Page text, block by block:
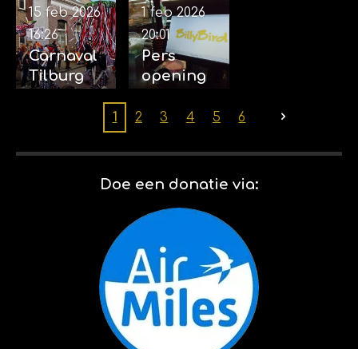
Carnaval
Tilburg
15 feb 2026
16:26
Pers
opening
Drakenrij
2026
1 feb 2026
20:01
1 2 3 4 5 6
Doe een donatie via: